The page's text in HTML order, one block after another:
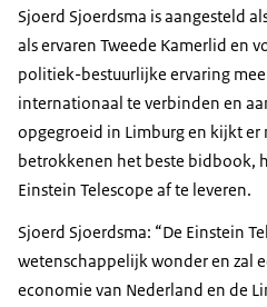
Sjoerd Sjoerdsma is aangesteld
als ervaren Tweede Kamerlid en
politiek-bestuurlijke ervaring
internationaal te verbinden en
opgegroeid in Limburg en kijkt er
betrokkenen het beste bidbook,
Einstein Telescope af te leveren.
Sjoerd Sjoerdsma: “De Einstein
wetenschappelijk wonder en zal
economie van Nederland en de